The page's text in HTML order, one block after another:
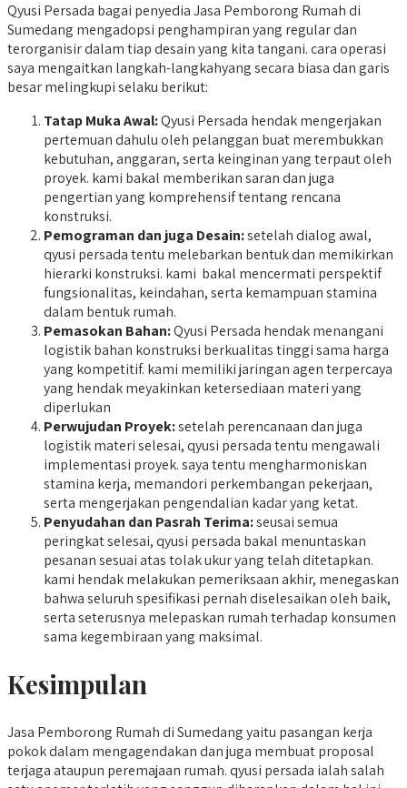
Qyusi Persada bagai penyedia Jasa Pemborong Rumah di
Sumedang mengadopsi penghampiran yang regular dan
terorganisir dalam tiap desain yang kita tangani. cara operasi
saya mengaitkan langkah-langkahyang secara biasa dan garis
besar melingkupi selaku berikut:
Tatap Muka Awal:Qyusi Persada hendak mengerjakan
pertemuan dahulu oleh pelanggan buat merembukkan
kebutuhan, anggaran, serta keinginan yang terpaut oleh
proyek. kami bakal memberikan saran dan juga
pengertian yang komprehensif tentang rencana
konstruksi.
Pemograman dan juga Desain:setelah dialog awal,
qyusi persada tentu melebarkan bentuk dan memikirkan
hierarki konstruksi. kami bakal mencermati perspektif
fungsionalitas, keindahan, serta kemampuan stamina
dalam bentuk rumah.
Pemasokan Bahan:Qyusi Persada hendak menangani
logistik bahan konstruksi berkualitas tinggi sama harga
yang kompetitif. kami memiliki jaringan agen terpercaya
yang hendak meyakinkan ketersediaan materi yang
diperlukan
Perwujudan Proyek:setelah perencanaan dan juga
logistik materi selesai, qyusi persada tentu mengawali
implementasi proyek. saya tentu mengharmoniskan
stamina kerja, memandori perkembangan pekerjaan,
serta mengerjakan pengendalian kadar yang ketat.
Penyudahan dan Pasrah Terima:seusai semua
peringkat selesai, qyusi persada bakal menuntaskan
pesanan sesuai atas tolak ukur yang telah ditetapkan.
kami hendak melakukan pemeriksaan akhir, menegaskan
bahwa seluruh spesifikasi pernah diselesaikan oleh baik,
serta seterusnya melepaskan rumah terhadap konsumen
sama kegembiraan yang maksimal.
Kesimpulan
Jasa Pemborong Rumah di Sumedang yaitu pasangan kerja
pokok dalam mengagendakan dan juga membuat proposal
terjaga ataupun peremajaan rumah. qyusi persada ialah salah